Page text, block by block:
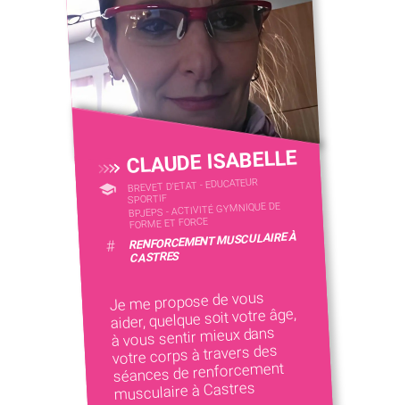
CLAUDE ISABELLE
BREVET D'ETAT - EDUCATEUR
SPORTIF
BPJEPS - ACTIVITÉ GYMNIQUE DE
FORME ET FORCE
# RENFORCEMENT MUSCULAIRE À
CASTRES
Je me propose de vous
aider, quelque soit votre âge,
à vous sentir mieux dans
votre corps à travers des
séances de renforcement
musculaire à Castres